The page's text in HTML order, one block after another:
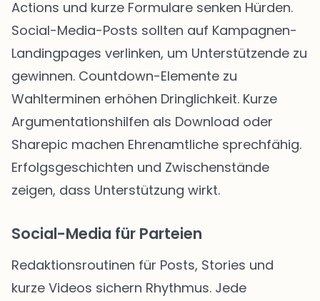
Actions und kurze Formulare senken Hürden.
Social-Media-Posts sollten auf Kampagnen-
Landingpages verlinken, um Unterstützende zu
gewinnen. Countdown-Elemente zu
Wahlterminen erhöhen Dringlichkeit. Kurze
Argumentationshilfen als Download oder
Sharepic machen Ehrenamtliche sprechfähig.
Erfolgsgeschichten und Zwischenstände
zeigen, dass Unterstützung wirkt.
Social-Media für Parteien
Redaktionsroutinen für Posts, Stories und
kurze Videos sichern Rhythmus. Jede